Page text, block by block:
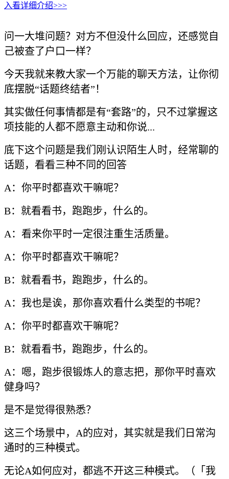
入看详细介绍>>>
问一大堆问题？对方不但没什么回应，还感觉自
己被查了户口一样？
今天我就来教大家一个万能的聊天方法，让你彻
底摆脱“话题终结者”！
其实做任何事情都是有“套路”的，只不过掌握这
项技能的人都不愿意主动和你说...
底下这个问题是我们刚认识陌生人时，经常聊的
话题，看看三种不同的回答
A：你平时都喜欢干嘛呢？
B：就看看书，跑跑步，什么的。
A：看来你平时一定很注重生活质量。
A：你平时都喜欢干嘛呢？
B：就看看书，跑跑步，什么的。
A：我也是诶，那你喜欢看什么类型的书呢？
A：你平时都喜欢干嘛呢？
B：就看看书，跑跑步，什么的。
A：嗯，跑步很锻炼人的意志把，那你平时喜欢
健身吗？
是不是觉得很熟悉？
这三个场景中，A的应对，其实就是我们日常沟
通时的三种模式。
无论A如何应对，都逃不开这三种模式。（「我